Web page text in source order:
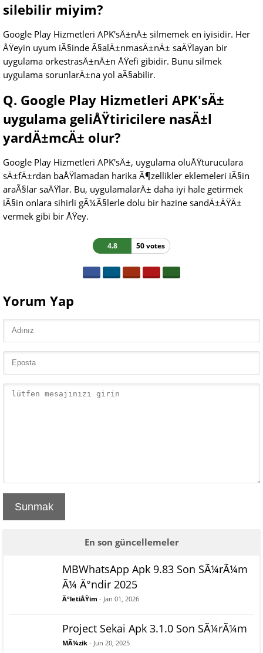
silebilir miyim?
Google Play Hizmetleri APK'sÄ±nÄ± silmemek en iyisidir. Her
ÅŸeyin uyum iÃ§inde Ã§alÄ±nmasÄ±nÄ± saÄŸlayan bir
uygulama orkestrasÄ±nÄ±n ÅŸefi gibidir. Bunu silmek
uygulama sorunlarÄ±na yol aÃ§abilir.
Q. Google Play Hizmetleri APK'sÄ±
uygulama geliÅŸtiricilere nasÄ±l
yardÄ±mcÄ± olur?
Google Play Hizmetleri APK'sÄ±, uygulama oluÅŸturuculara
sÄ±fÄ±rdan baÅŸlamadan harika Ã¶zellikler eklemeleri iÃ§in
araÃ§lar saÄŸlar. Bu, uygulamalarÄ± daha iyi hale getirmek
iÃ§in onlara sihirli gÃ¼Ã§lerle dolu bir hazine sandÄ±ÄŸÄ±
vermek gibi bir ÅŸey.
4.8 50 votes
Yorum Yap
Sunmak
En son güncellemeler
MBWhatsApp Apk 9.83 Son SÃ¼rÃ¼m
Ã¼ Ä°ndir 2025
Ä°letiÅŸim - Jan 01, 2026
Project Sekai Apk 3.1.0 Son SÃ¼rÃ¼m
MÃ¼zik - Jun 20, 2025